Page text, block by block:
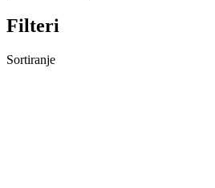
Filteri
Sortiranje